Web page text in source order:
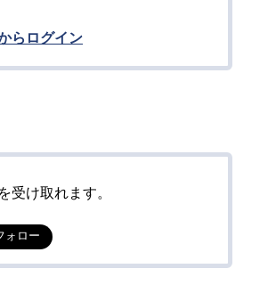
らログイン
受け取れます。
ォロー